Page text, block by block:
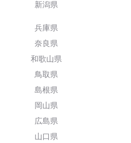
新潟県
兵庫県
奈良県
和歌山県
鳥取県
島根県
岡山県
広島県
山口県